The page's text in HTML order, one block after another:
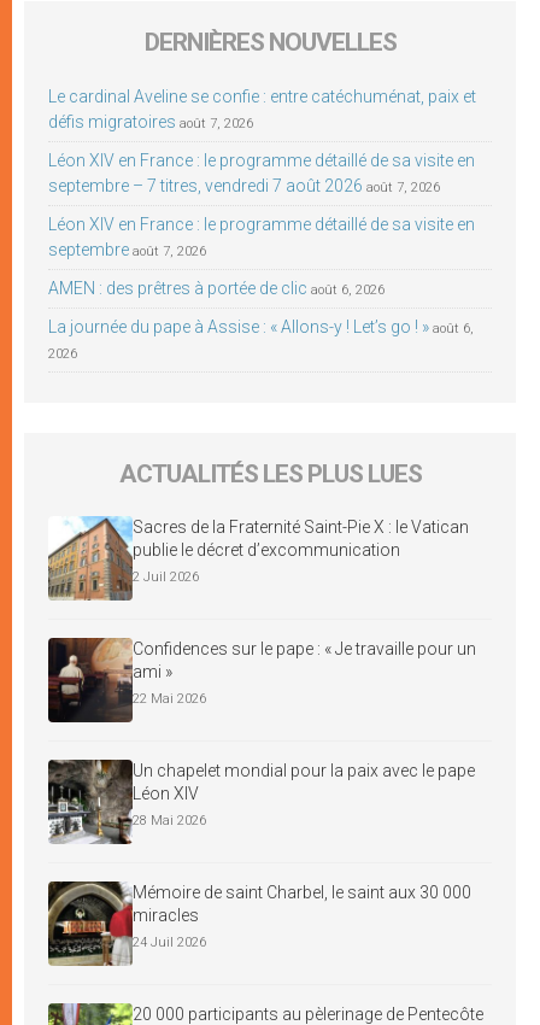
DERNIÈRES NOUVELLES
Le cardinal Aveline se confie : entre catéchuménat, paix et
défis migratoires août 7, 2026
Léon XIV en France : le programme détaillé de sa visite en
septembre – 7 titres, vendredi 7 août 2026 août 7, 2026
Léon XIV en France : le programme détaillé de sa visite en
septembre août 7, 2026
AMEN : des prêtres à portée de clic août 6, 2026
La journée du pape à Assise : « Allons-y ! Let’s go ! » août 6,
2026
ACTUALITÉS LES PLUS LUES
Sacres de la Fraternité Saint-Pie X : le Vatican
publie le décret d’excommunication
2 Juil 2026
Confidences sur le pape : « Je travaille pour un
ami »
22 Mai 2026
Un chapelet mondial pour la paix avec le pape
Léon XIV
28 Mai 2026
Mémoire de saint Charbel, le saint aux 30 000
miracles
24 Juil 2026
20 000 participants au pèlerinage de Pentecôte